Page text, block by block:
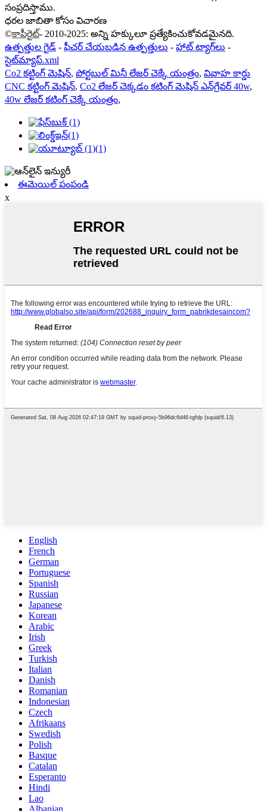
సంప్రదిస్తాము.
ధరల జాబితా కోసం విచారణ
©కాపీరైట్- 2010-2025: అన్ని హక్కులూ ప్రత్యేకించుకోవడమైనది.
ఉత్పత్తుల గైడ్ - ఫీచర్ చేయబడిన ఉత్పత్తులు - హాట్ ట్యాగ్‌లు -
సైట్‌మ్యాప్.xml
Co2 కట్టింగ్ మెషిన్, పోర్టబుల్ మినీ లేజర్ చెక్కే యంత్రం, వివాహ కార్డు
CNC కట్టింగ్ మెషిన్, Co2 లేజర్ చెక్కడం కటింగ్ మెషిన్ ఎన్‌గ్రేవర్ 40w,
40w లేజర్ కటింగ్ చెక్కే యంత్రం,
ఈమెయిల్ పంపండి
x
English
French
German
Portuguese
Spanish
Russian
Japanese
Korean
Arabic
Irish
Greek
Turkish
Italian
Danish
Romanian
Indonesian
Czech
Afrikaans
Swedish
Polish
Basque
Catalan
Esperanto
Hindi
Lao